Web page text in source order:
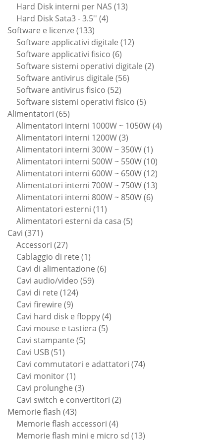
Hard Disk interni per NAS 1313
Hard Disk Sata3 - 3.5'' 44
Software e licenze 133133
prodotti
Software applicativi digitale 1212
Software applicativi fisico 66
prodotti
Software sistemi operativi digitale 22
Software antivirus digitale 5656
Software antivirus fisico 5252
prodotti
Software sistemi operativi fisico 55
Alimentatori 6565
prodotti
Alimentatori interni 1000W ~ 1050W 44
Alimentatori interni 1200W 33
prodotti
Alimentatori interni 300W ~ 350W 11
prodotto
Alimentatori interni 500W ~ 550W 1010
prodotti
Alimentatori interni 600W ~ 650W 1212
prodotti
Alimentatori interni 700W ~ 750W 1313
Alimentatori interni 800W ~ 850W 66
Alimentatori esterni 1111
prodotti
Alimentatori esterni da casa 55
Cavi 371371
prodotti
Accessori 2727
prodotti
Cablaggio di rete 11
prodotto
Cavi di alimentazione 66
Cavi audio/video 5959
Cavi di rete 124124
Cavi firewire 99
prodotti
Cavi hard disk e floppy 44
Cavi mouse e tastiera 55
Cavi stampante 55
Cavi USB 5151
prodotti
Cavi commutatori e adattatori 7474
Cavi monitor 11
prodotto
Cavi prolunghe 33
prodotti
Cavi switch e convertitori 22
Memorie flash 4343
prodotti
Memorie flash accessori 44
prodotti
Memorie flash mini e micro sd 1313